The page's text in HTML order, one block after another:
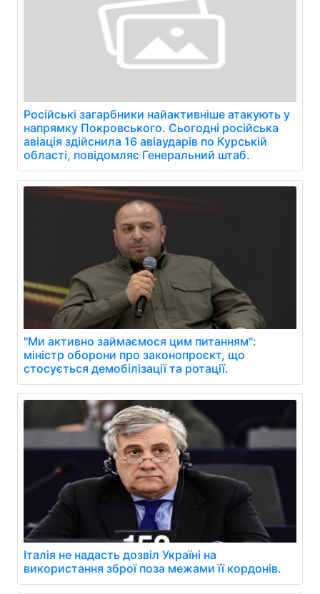
Російські загарбники найактивніше атакують у
напрямку Покровського. Сьогодні російська
авіація здійснила 16 авіаударів по Курській
області, повідомляє Генеральний штаб.
"Ми активно займаємося цим питанням":
міністр оборони про законопроєкт, що
стосується демобілізації та ротації.
Італія не надасть дозвіл Україні на
використання зброї поза межами її кордонів.